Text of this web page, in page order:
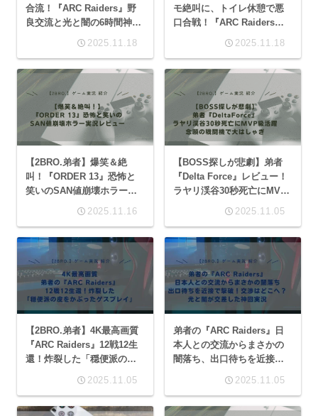
合流！『ARC Raiders』野
良交流と光と闇の6時間神回
2025.11.18
モ絶叫に、トイレ休憩で悪
口合戦！『ARC Raiders』
2025.11.18
【2BRO.弟者】爆笑＆絶
叫！『ORDER 13』恐怖と
笑いのSAN値崩壊ホラー実
2025.11.16
【BOSS探しが悲劇】弟者
『Delta Force』レビュー！
ラヤリ渓谷30秒死亡にMVP
級活躍、念願の戦闘機で大
2025.11.05
【2BRO.弟者】4K最高画質
『ARC Raiders』12戦12生
還！炸裂した「穏便派の皮
2025.11.05
弟者の『ARC Raiders』日
本人との交流からまさかの
闇落ち、出口待ちを近接で
闇が交差した神回実況レポ
2025.11.05